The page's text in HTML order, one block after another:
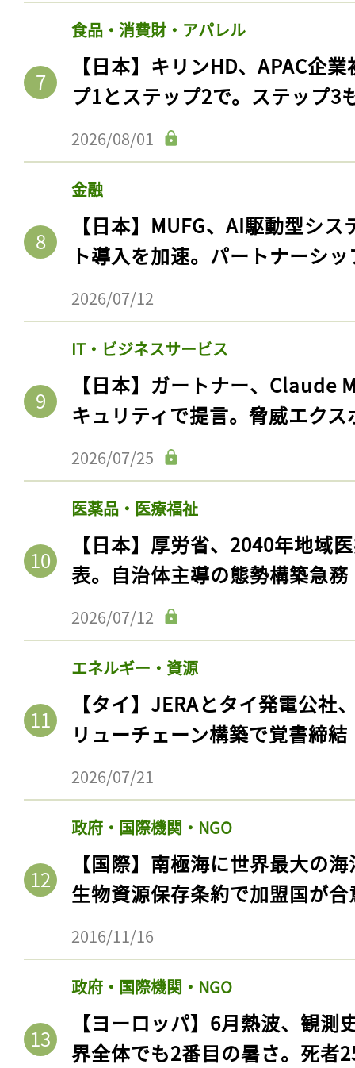
食品・消費財・アパレル
【日本】キリンHD、APAC企
プ1とステップ2で。ステップ3
2026/08/01
金融
【日本】MUFG、AI駆動型シ
ト導入を加速。パートナーシ
2026/07/12
IT・ビジネスサービス
【日本】ガートナー、Claude
キュリティで提言。脅威エク
2026/07/25
医薬品・医療福祉
【日本】厚労省、2040年地域
表。自治体主導の態勢構築急務
2026/07/12
エネルギー・資源
【タイ】JERAとタイ発電公社
リューチェーン構築で覚書締結
2026/07/21
政府・国際機関・NGO
【国際】南極海に世界最大の
生物資源保存条約で加盟国が合
2016/11/16
政府・国際機関・NGO
【ヨーロッパ】6月熱波、観
界全体でも2番目の暑さ。死者
ログインが必
ログイン
会員登録